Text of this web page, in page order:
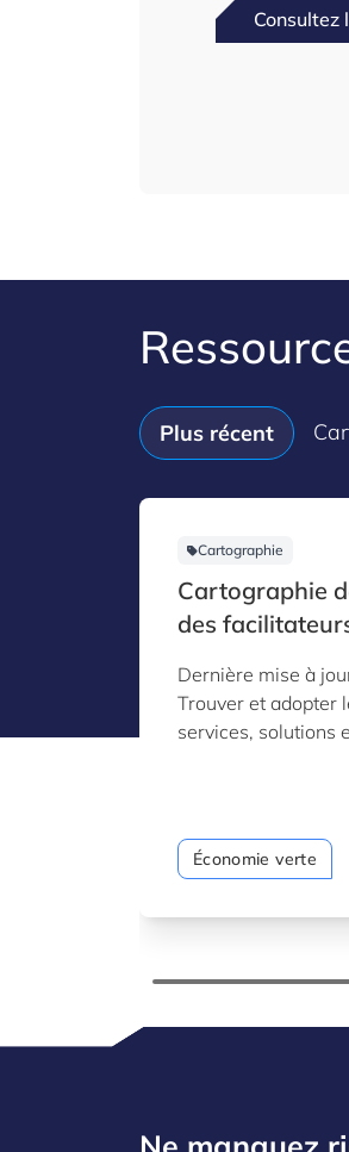
Consultez
Plus récent
Cartographie
Cartographie
des
Dernière mise à
Trouver et adopter
services, solutions
Économie verte